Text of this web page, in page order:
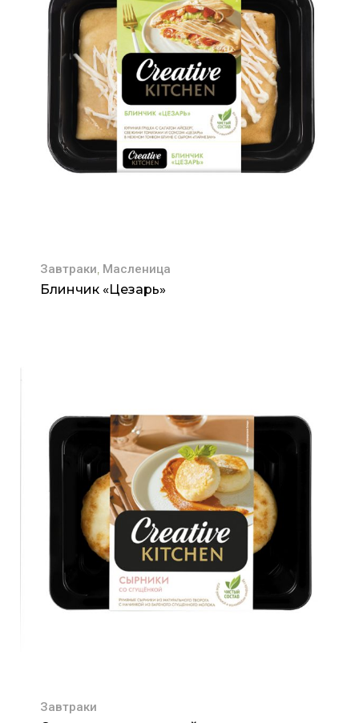
Завтраки, Масленица
Блинчик «Цезарь»
Завтраки